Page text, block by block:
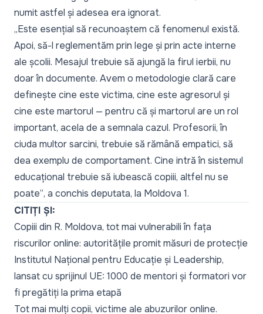
numit astfel și adesea era ignorat.
„Este esențial să recunoaștem că fenomenul există.
Apoi, să-l reglementăm prin lege și prin acte interne
ale școlii. Mesajul trebuie să ajungă la firul ierbii, nu
doar în documente. Avem o metodologie clară care
definește cine este victima, cine este agresorul și
cine este martorul — pentru că și martorul are un rol
important, acela de a semnala cazul. Profesorii, în
ciuda multor sarcini, trebuie să rămână empatici, să
dea exemplu de comportament. Cine intră în sistemul
educațional trebuie să iubească copiii, altfel nu se
poate”, a conchis deputata, la Moldova 1.
CITIȚI ȘI:
Copiii din R. Moldova, tot mai vulnerabili în fața
riscurilor online: autoritățile promit măsuri de protecție
Institutul Național pentru Educație și Leadership,
lansat cu sprijinul UE: 1000 de mentori și formatori vor
fi pregătiți la prima etapă
Tot mai mulți copii, victime ale abuzurilor online.